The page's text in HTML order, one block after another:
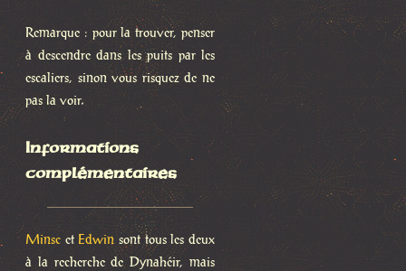
Remarque : pour la trouver, penser
à descendre dans les puits par les
escaliers, sinon vous risquez de ne
pas la voir.
Informations
complémentaires
Minsc et Edwin sont tous les deux
à la recherche de Dynahéir, mais